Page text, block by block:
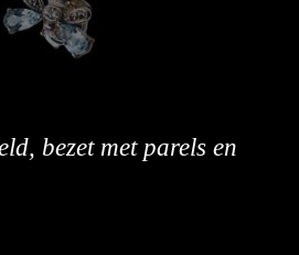
bezet met parels en